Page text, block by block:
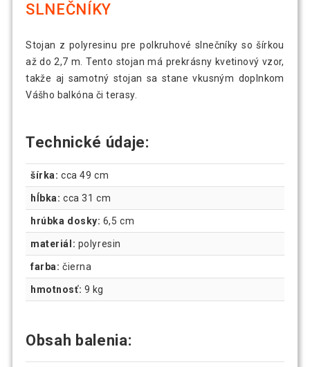
SLNEČNÍKY
Stojan z polyresinu pre polkruhové slnečníky so šírkou
až do 2,7 m. Tento stojan má prekrásny kvetinový vzor,
takže aj samotný stojan sa stane vkusným doplnkom
Vášho balkóna či terasy.
Technické údaje:
šírka: cca 49 cm
hĺbka: cca 31 cm
hrúbka dosky: 6,5 cm
materiál: polyresin
farba: čierna
hmotnosť: 9 kg
Obsah balenia: